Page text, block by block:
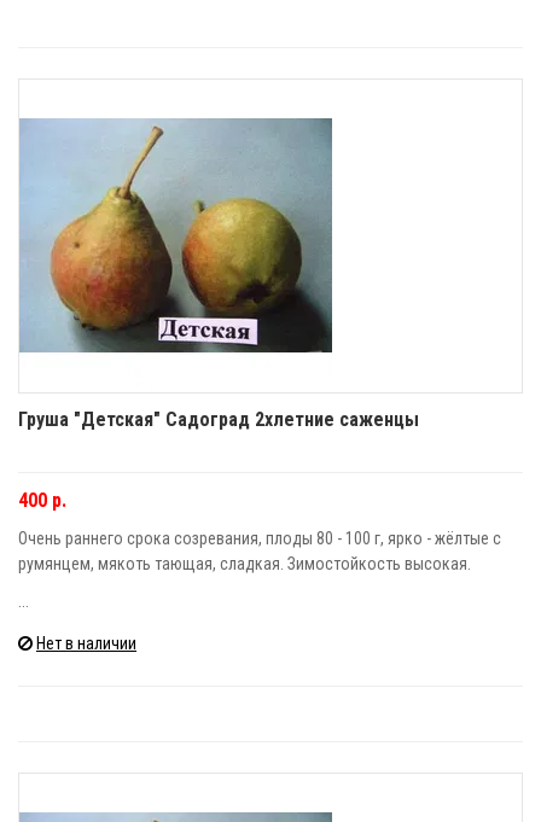
Груша "Детская" Садоград 2хлетние саженцы
400 р.
Очень раннего срока созревания, плоды 80 - 100 г, ярко - жёлтые с
румянцем, мякоть тающая, сладкая. Зимостойкость высокая.
Нет в наличии